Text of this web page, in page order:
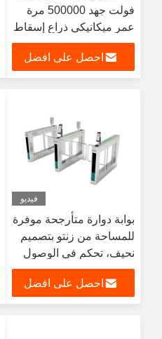
فولت جهد 500000 مرة
عمر ميكانيكي ذراع إسقاط
بوابة دوارة للتحكم في
الوصولاحصل على افضل
فيديو
بوابة دوارة متأرجحة موفرة
للمساحة من زنتو بتصميم
نحيف، تحكم في الوصول
ثنائي الاتجاه مع مؤشر
LED
احصل على افضل